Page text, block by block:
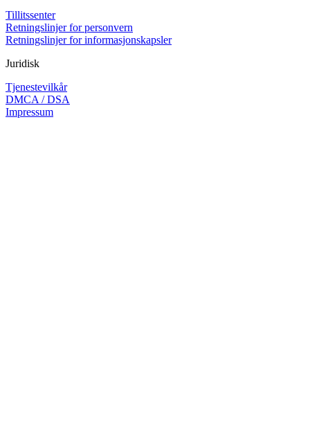
Tillitssenter
Retningslinjer for personvern
Retningslinjer for informasjonskapsler
Juridisk
Tjenestevilkår
DMCA / DSA
Impressum